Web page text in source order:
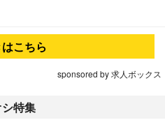
こちら
sponsored by 求人ボックス
特集